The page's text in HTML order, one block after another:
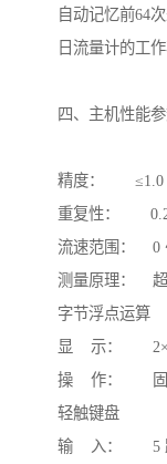
自动记忆前64
日流量计的工
四、主机性能
精度：
重复性：
流速范围：
测量原理：
字节浮点运算
显    示：
操    作：
轻触键盘
输    入：